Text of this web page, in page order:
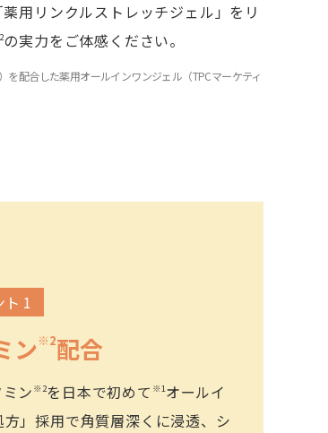
用リンクルストレッチジェル」をリ
の実力をご体感ください。
配合した薬用オールインワンジェル（TPCマーケティ
ト 1
ン※2配合
ン ※2を日本で初めて ※1オールイ
方」採用で角質層深くに浸透、シ